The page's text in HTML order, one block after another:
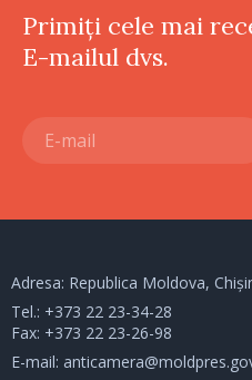
Primiți cele mai
E-mailul dvs.
Adresa: Republica Moldova,
Tel.: +373 22 23-34-28
Fax: +373 22 23-26-98
E-mail: